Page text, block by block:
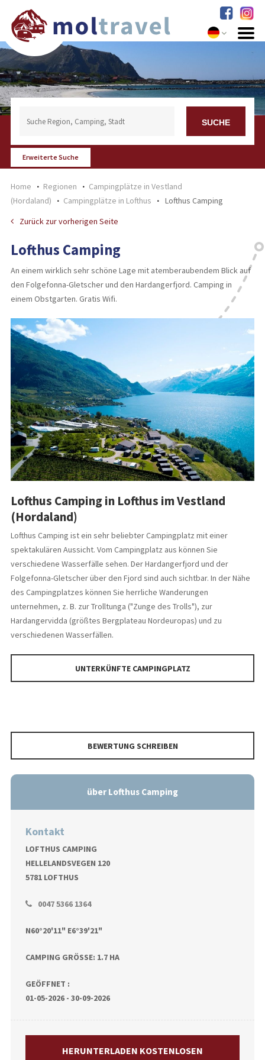
Erweiterte Suche
Home Regionen
Campingplätze in Vestland
(Hordaland)
Campingplätze in Lofthus
Lofthus Camping
Zurück zur vorherigen Seite
Lofthus Camping
An einem wirklich sehr schöne Lage mit atemberaubendem Blick auf
den Folgefonna-Gletscher und den Hardangerfjord. Camping in
einem Obstgarten. Gratis Wifi.
Lofthus Camping in Lofthus im Vestland
(Hordaland)
Lofthus Camping ist ein sehr beliebter Campingplatz mit einer
spektakulären Aussicht. Vom Campingplatz aus können Sie
verschiedene Wasserfälle sehen. Der Hardangerfjord und der
Folgefonna-Gletscher über den Fjord sind auch sichtbar. In der Nähe
des Campingplatzes können Sie herrliche Wanderungen
unternehmen, z. B. zur Trolltunga ("Zunge des Trolls"), zur
Hardangervidda (größtes Bergplateau Nordeuropas) und zu
verschiedenen Wasserfällen.
UNTERKÜNFTE CAMPINGPLATZ
BEWERTUNG SCHREIBEN
über Lofthus Camping
Kontakt
LOFTHUS CAMPING
HELLELANDSVEGEN 120
5781 LOFTHUS
0047 5366 1364
N60°20'11" E6°39'21"
CAMPING GRÖSSE: 1.7 HA
GEÖFFNET :
01-05-2026 - 30-09-2026
HERUNTERLADEN KOSTENLOSEN